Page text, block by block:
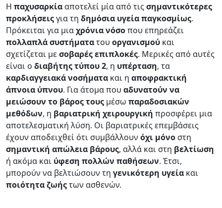
Η παχυσαρκίααποτελεί μία από τιςσημαντικότερες
προκλήσειςγια τη δημόσια υγείαπαγκοσμίως.
Πρόκειται για μιαχρόνιανόσοπου επηρεάζει
πολλαπλάσυστήματατου οργανισμού και
σχετίζεται μεσοβαρές επιπλοκές. Μερικές από αυτές
είναι ο διαβήτης τύπου 2, η υπέρταση, τα
καρδιαγγειακάνοσήματα και η αποφρακτική
άπνοια ύπνου. Για άτομα που αδυνατούν να
μειώσουν το βάρος τους μέσω παραδοσιακών
μεθόδων, η βαριατρική χειρουργική προσφέρει μια
αποτελεσματική λύση. Οι βαριατρικές επεμβάσεις
έχουν αποδειχθεί ότι συμβάλλουν όχι μόνο στη
σημαντική απώλεια βάρους, αλλά και στη βελτίωση
ή ακόμα και ύφεση πολλών παθήσεων. Έτσι,
μπορούν να βελτιώσουν τη γενικότερη υγεία και
ποιότηταζωήςτων ασθενών.